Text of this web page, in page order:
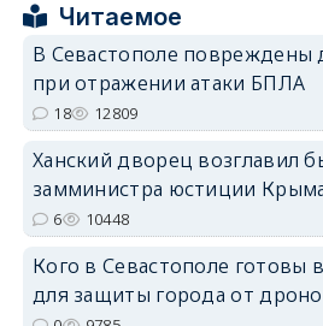
Читаемое
В Севастополе повреждены
при отражении атаки БПЛА
18 12809
Ханский дворец возглавил
замминистра юстиции
6 10448
Кого в Севастополе готовы
для защиты города от